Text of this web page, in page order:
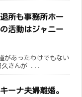
所も事務所ホー
活動はジャニー
があったわけでもない
久さんが ...
ーナ夫婦離婚。